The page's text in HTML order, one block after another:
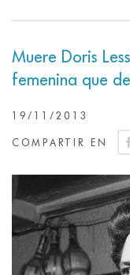
Muere Doris
femenina que
19/11/2013
COMPARTIR EN